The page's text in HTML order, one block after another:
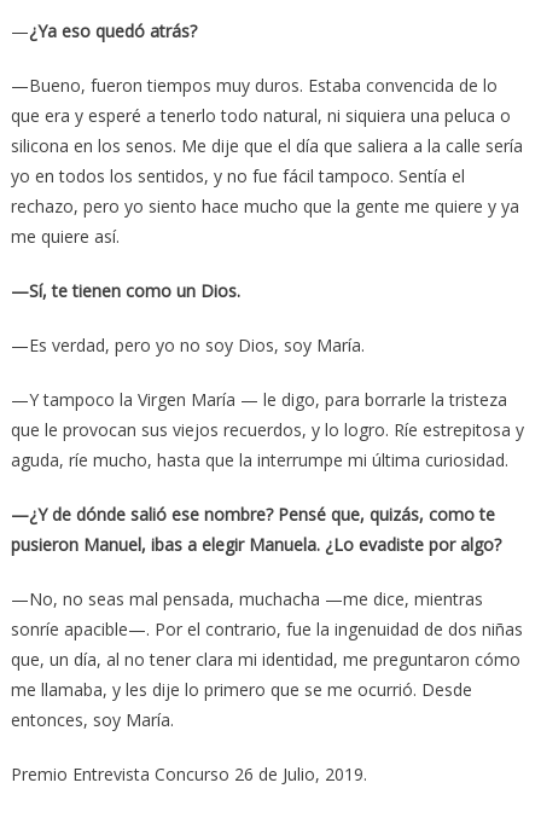
—¿Ya eso quedó atrás?
—Bueno, fueron tiempos muy duros. Estaba convencida de lo
que era y esperé a tenerlo todo natural, ni siquiera una peluca o
silicona en los senos. Me dije que el día que saliera a la calle sería
yo en todos los sentidos, y no fue fácil tampoco. Sentía el
rechazo, pero yo siento hace mucho que la gente me quiere y ya
me quiere así.
—Sí, te tienen como un Dios.
—Es verdad, pero yo no soy Dios, soy María.
—Y tampoco la Virgen María — le digo, para borrarle la tristeza
que le provocan sus viejos recuerdos, y lo logro. Ríe estrepitosa y
aguda, ríe mucho, hasta que la interrumpe mi última curiosidad.
—¿Y de dónde salió ese nombre? Pensé que, quizás, como te
pusieron Manuel, ibas a elegir Manuela. ¿Lo evadiste por algo?
—No, no seas mal pensada, muchacha —me dice, mientras
sonríe apacible—. Por el contrario, fue la ingenuidad de dos niñas
que, un día, al no tener clara mi identidad, me preguntaron cómo
me llamaba, y les dije lo primero que se me ocurrió. Desde
entonces, soy María.
Premio Entrevista Concurso 26 de Julio, 2019.